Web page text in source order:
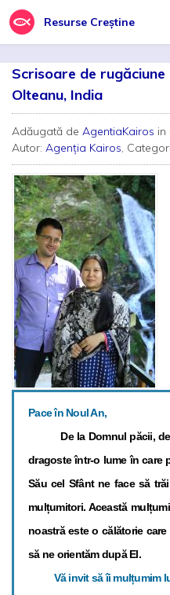
Resurse Creștine
Scrisoare de
Olteanu, India
Adăugată de AgentiaKairos in
Autor: Agenţia Kairos,
Pace în Noul An,
De la Domnul păcii, de la
dragoste într-o lume în care
Său cel Sfânt ne face să
mulțumitori. Această
noastră este o călătorie
să ne orientăm după El.
Vă invit să îi mulțumim